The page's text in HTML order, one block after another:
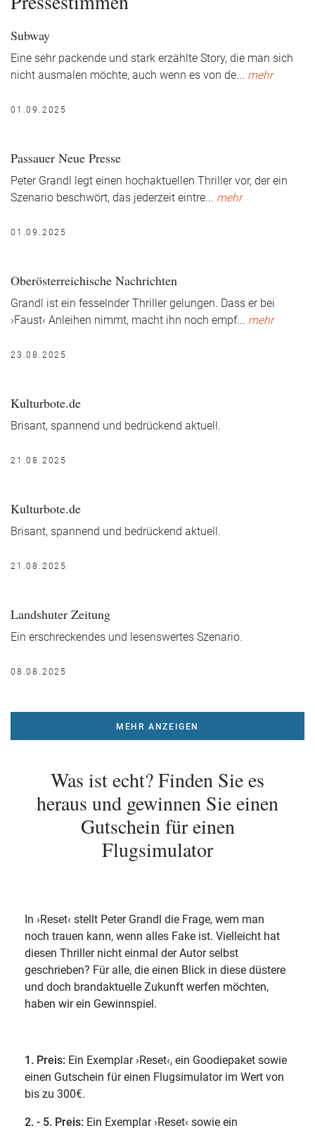
Subway
Eine sehr packende und stark erzählte Story, die man sich
nicht ausmalen möchte, auch wenn es von de... mehr
01.09.2025
Passauer Neue Presse
Peter Grandl legt einen hochaktuellen Thriller vor, der ein
Szenario beschwört, das jederzeit eintre... mehr
01.09.2025
Oberösterreichische Nachrichten
Grandl ist ein fesselnder Thriller gelungen. Dass er bei
›Faust‹ Anleihen nimmt, macht ihn noch empf... mehr
23.08.2025
Kulturbote.de
Brisant, spannend und bedrückend aktuell.
21.08.2025
Kulturbote.de
Brisant, spannend und bedrückend aktuell.
21.08.2025
Landshuter Zeitung
Ein erschreckendes und lesenswertes Szenario.
08.08.2025
MEHR ANZEIGEN
Was ist echt? Finden Sie es
heraus und gewinnen Sie einen
Gutschein für einen
Flugsimulator
In ›Reset‹ stellt Peter Grandl die Frage, wem man
noch trauen kann, wenn alles Fake ist. Vielleicht hat
diesen Thriller nicht einmal der Autor selbst
geschrieben? Für alle, die einen Blick in diese düstere
und doch brandaktuelle Zukunft werfen möchten,
haben wir ein Gewinnspiel.
1. Preis: Ein Exemplar ›Reset‹, ein Goodiepaket sowie
einen Gutschein für einen Flugsimulator im Wert von
bis zu 300€.
2. - 5. Preis: Ein Exemplar ›Reset‹ sowie ein